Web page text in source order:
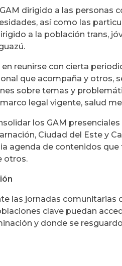
dirigido a las personas
así como las
a la población trans,
reunirse con cierta
que acompaña y otros,
sobre temas y
legal vigente, salud
los GAM
Ciudad del Este y
agenda de contenidos
otros.
las jornadas comunitarias
clave puedan
y donde se